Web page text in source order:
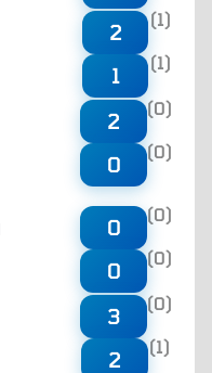
2
(1)
1
(1)
2
(0)
0
(0)
0
(0)
0
(0)
3
(0)
2
(1)